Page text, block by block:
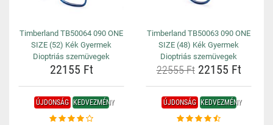
Timberland TB50064 090 ONE
SIZE (52) Kék Gyermek
Dioptriás szemüvegek
22155 Ft
Timberland TB50063 090 ONE
SIZE (48) Kék Gyermek
Dioptriás szemüvegek
22555 Ft22155 Ft
ÚJDONSÁG KEDVEZMÉNY ÚJDONSÁG KEDVEZMÉNY